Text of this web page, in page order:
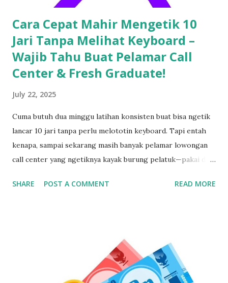
Cara Cepat Mahir Mengetik 10
Jari Tanpa Melihat Keyboard –
Wajib Tahu Buat Pelamar Call
Center & Fresh Graduate!
July 22, 2025
Cuma butuh dua minggu latihan konsisten buat bisa ngetik
lancar 10 jari tanpa perlu melototin keyboard. Tapi entah
kenapa, sampai sekarang masih banyak pelamar lowongan
call center yang ngetiknya kayak burung pelatuk—pakai dua
utama kalau kerja di dunia pelayanan pelanggan. Gak Bisa
bikin pelanggan frustasi. Nah, biar gak ketinggalan dan
ditinggal recruiter, yuk simak cara belajar touch typing
yang cepat, gratis, dan 100% bisa dilakukan siapa aja—even
SHARE POST A COMMENT READ MORE